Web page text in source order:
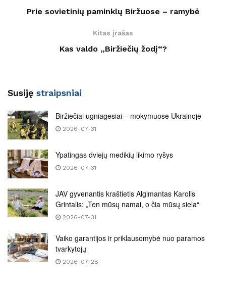
Prie sovietinių paminklų Biržuose – ramybė
Kitas įrašas
Kas valdo „Biržiečių žodį“?
Susiję straipsniai
Biržiečiai ugniagesiai – mokymuose Ukrainoje
2026-07-31
Ypatingas dviejų medikių likimo ryšys
2026-07-31
JAV gyvenantis kraštietis Algimantas Karolis
Grintalis: „Ten mūsų namai, o čia mūsų siela“
2026-07-31
Vaiko garantijos ir priklausomybė nuo paramos
tvarkytojų
2026-07-28